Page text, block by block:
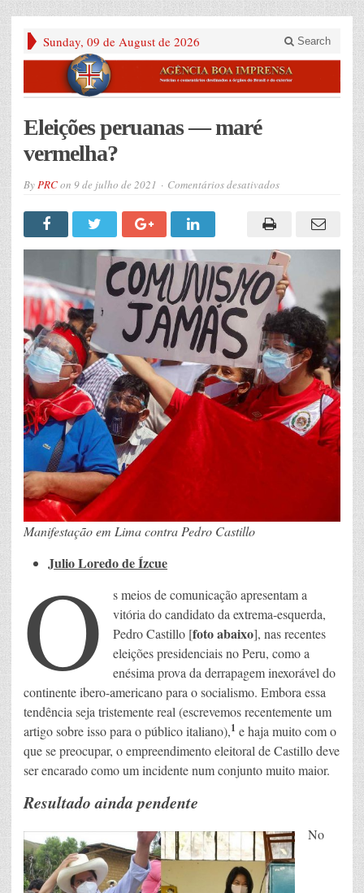
Sunday, 09 de August de 2026 Search
Eleições peruanas — maré
vermelha?
ByPRCon 9 de julho de 2021 Comentários desativadosem
Manifestação em Lima contra Pedro Castillo
Julio Loredo de Ízcue
O
s meios de comunicação apresentam a
vitória do candidato da extrema-esquerda,
Pedro Castillo [foto abaixo], nas recentes
eleições presidenciais no Peru, como a
enésima prova da derrapagem inexorável do
continente ibero-americano para o socialismo. Embora essa
tendência seja tristemente real (escrevemos recentemente um
artigo sobre isso para o público italiano),1 e haja muito com o
que se preocupar, o empreendimento eleitoral de Castillo deve
ser encarado como um incidente num conjunto muito maior.
Resultado ainda pendente
No